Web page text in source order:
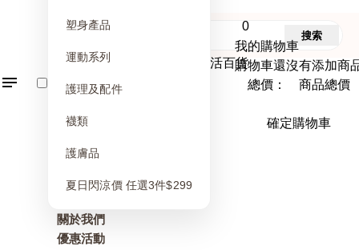
塑身產品
運動系列
護理及配件
襪類
護膚品
夏日閃涼價 任選3件$299
關於我們
優惠活動
0
我的購物車
購物車還沒有添加商
總價： 商品總價
確定購物車
搜索